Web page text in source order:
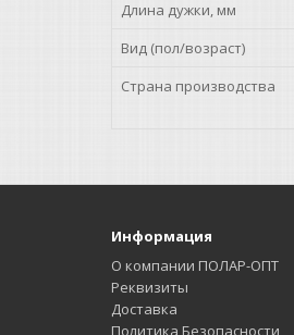
Длина дужки, мм
Вид (пол/возраст)
Страна производства
Информация
О компании ПОЛАР-ОПТ
Реквизиты
Доставка
Политика Безопасности